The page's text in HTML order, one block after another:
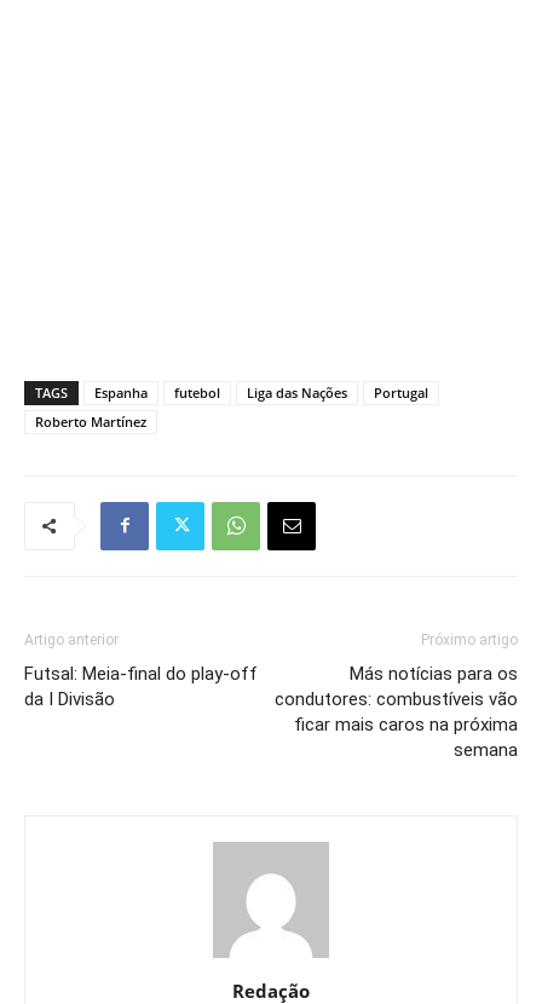
TAGS Espanha futebol Liga das Nações
Portugal
Roberto Martínez
Artigo anterior
Futsal: Meia-final do play-off
da I Divisão
Próximo artigo
Más notícias para os
condutores: combustíveis vão
ficar mais caros na próxima
semana
Redação